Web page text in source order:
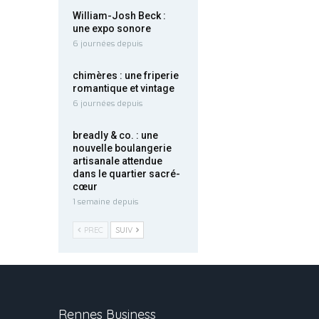
William-Josh Beck :
une expo sonore
6 journées depuis
chimères : une friperie
romantique et vintage
6 journées depuis
breadly & co. : une
nouvelle boulangerie
artisanale attendue
dans le quartier sacré-
cœur
1 semaine depuis
PREC SUIV
Rennes Business